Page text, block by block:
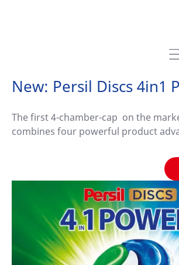
New: Persil Discs 4in1
The first 4-chamber-cap on the
combines four powerful product